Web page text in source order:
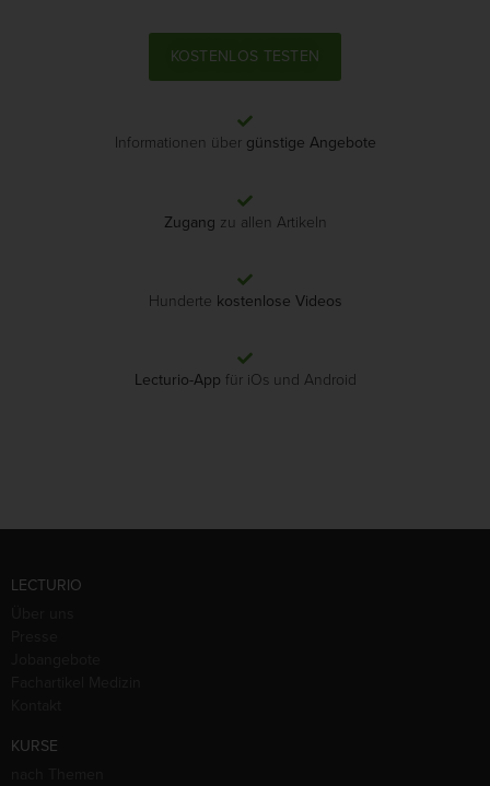
KOSTENLOS TESTEN
Informationen über günstige Angebote
Zugang zu allen Artikeln
Hunderte kostenlose Videos
Lecturio-App für iOs und Android
LECTURIO
KURSE